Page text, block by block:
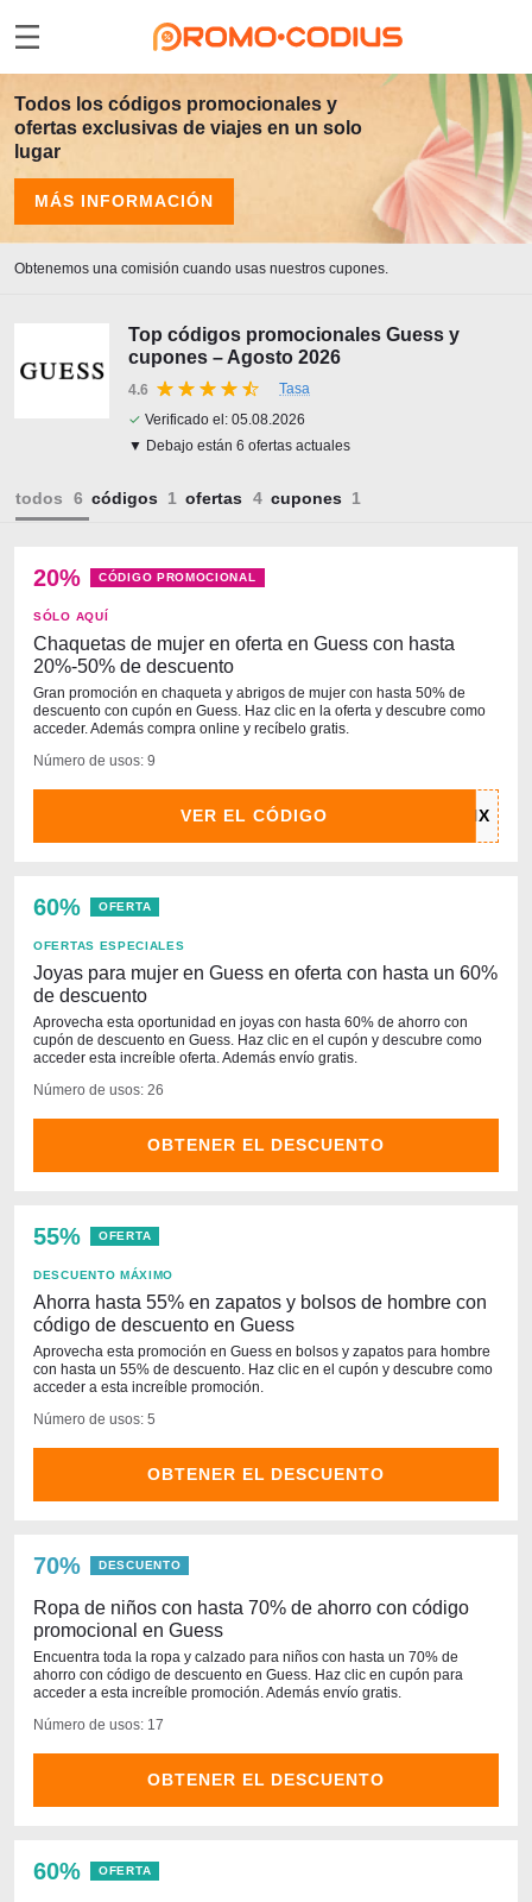
Todos los códigos promocionales y
ofertas exclusivas de viajes en un solo
lugar
MÁS INFORMACIÓN
Obtenemos una comisión cuando usas nuestros cupones.
Top códigos promocionales Guess y
cupones – Agosto 2026
4.6
Tasa
✓ Verificado el: 05.08.2026
▼ Debajo están 6 ofertas actuales
todos códigos ofertas cupones
20% CÓDIGO PROMOCIONAL
SÓLO AQUÍ
Chaquetas de mujer en oferta en Guess con hasta
20%-50% de descuento
Gran promoción en chaqueta y abrigos de mujer con hasta 50% de
descuento con cupón en Guess. Haz clic en la oferta y descubre como
acceder. Además compra online y recíbelo gratis.
Número de usos: 9
VER EL CÓDIGO
60% OFERTA
OFERTAS ESPECIALES
Joyas para mujer en Guess en oferta con hasta un 60%
de descuento
Aprovecha esta oportunidad en joyas con hasta 60% de ahorro con
cupón de descuento en Guess. Haz clic en el cupón y descubre como
acceder esta increíble oferta. Además envío gratis.
Número de usos: 26
OBTENER EL DESCUENTO
55% OFERTA
DESCUENTO MÁXIMO
Ahorra hasta 55% en zapatos y bolsos de hombre con
código de descuento en Guess
Aprovecha esta promoción en Guess en bolsos y zapatos para hombre
con hasta un 55% de descuento. Haz clic en el cupón y descubre como
acceder a esta increíble promoción.
Número de usos: 5
OBTENER EL DESCUENTO
70% DESCUENTO
Ropa de niños con hasta 70% de ahorro con código
promocional en Guess
Encuentra toda la ropa y calzado para niños con hasta un 70% de
ahorro con código de descuento en Guess. Haz clic en cupón para
acceder a esta increíble promoción. Además envío gratis.
Número de usos: 17
OBTENER EL DESCUENTO
60% OFERTA